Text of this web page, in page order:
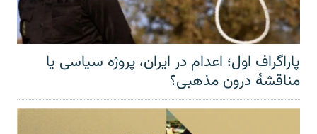
پاراگراف اول؛ اعدام در ایران، پروژه سیاسی یا
مناقشهٔ درون مذهبی؟